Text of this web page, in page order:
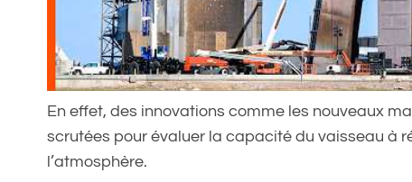
En effet, des innovations comme les nouveaux
scrutées pour évaluer la capacité du vaisseau à
l’atmosphère.